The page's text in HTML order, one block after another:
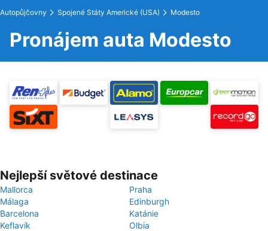
Autopůjčovny Spojené Státy Americké (USA) Modesto
Pronájem auta Modesto
Nejlepší světové destinace
Mallorca
Praha
Málaga
Edinburgh
Barcelona
Katánie
Keflavík
Olbia